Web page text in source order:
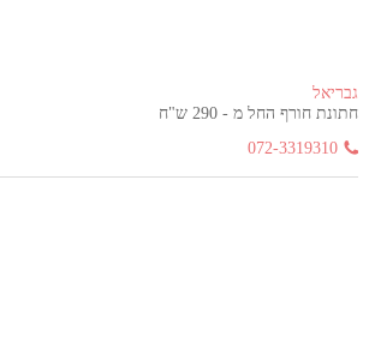
גבריאל
חתונת חורף החל מ - 290 ש"ח
072-3319310